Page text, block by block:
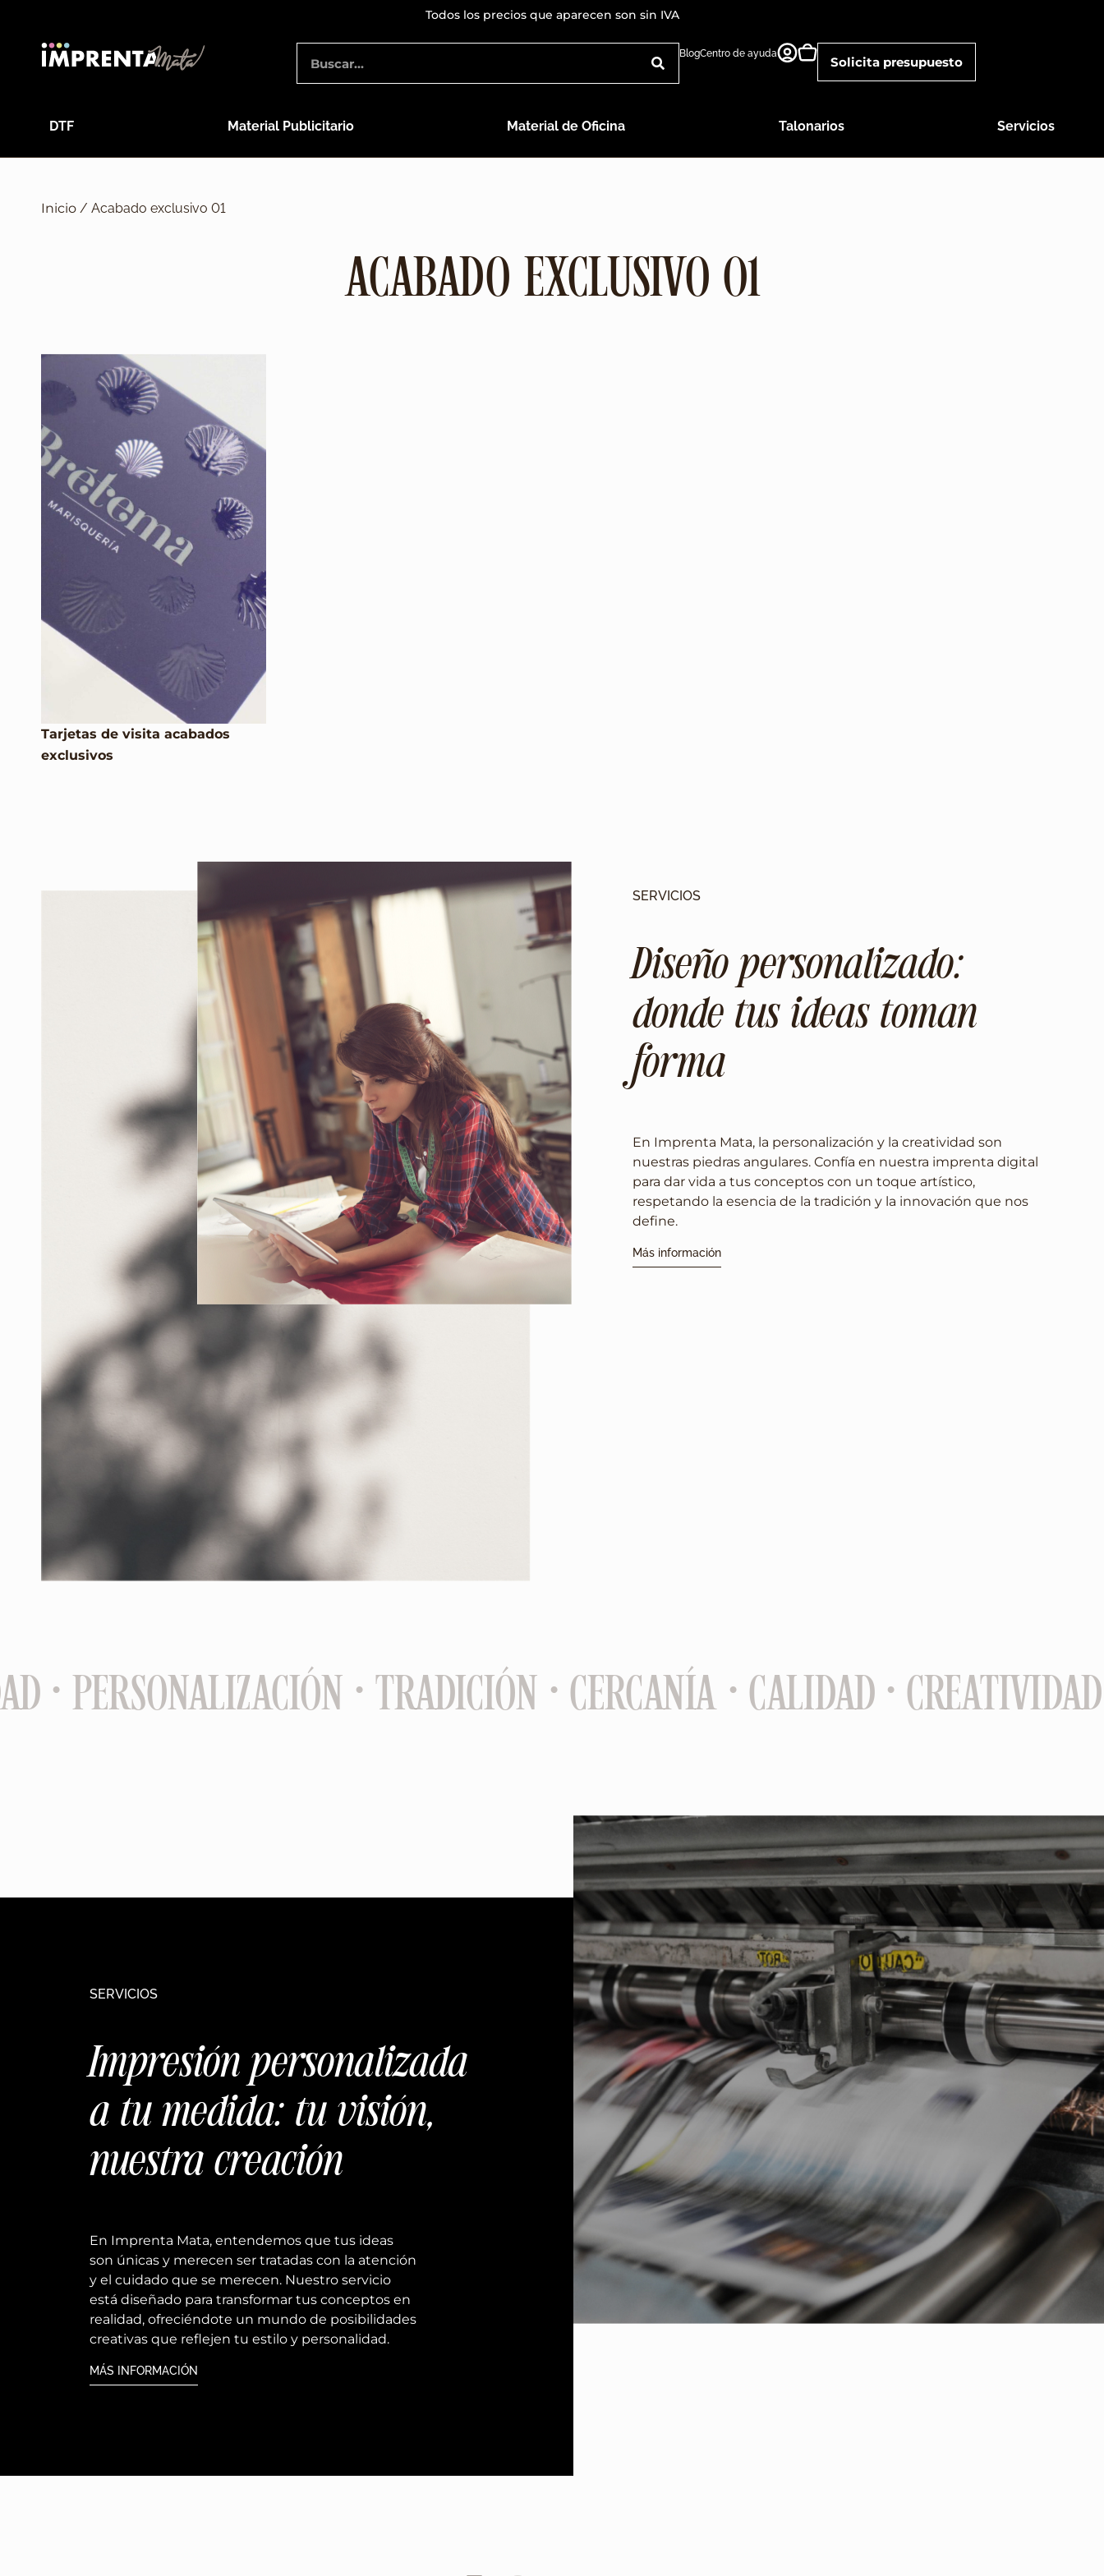
Todos los precios que aparecen son sin IVA
BlogCentro de ayuda
Solicita presupuesto
DTF Material Publicitario Material de Oficina Talonarios Servicios
Inicio / Acabado exclusivo 01
ACABADO EXCLUSIVO 01
Tarjetas de visita acabados
exclusivos
SERVICIOS
Diseño personalizado:
donde tus ideas toman
forma
En Imprenta Mata, la personalización y la creatividad son
nuestras piedras angulares. Confía en nuestra imprenta digital
para dar vida a tus conceptos con un toque artístico,
respetando la esencia de la tradición y la innovación que nos
define.
Más información
· PERSONALIZACIÓN · TRADICIÓN · CERCANÍA · CALIDAD ·
SERVICIOS
Impresión personalizada
a tu medida: tu visión,
nuestra creación
En Imprenta Mata, entendemos que tus ideas
son únicas y merecen ser tratadas con la atención
y el cuidado que se merecen. Nuestro servicio
está diseñado para transformar tus conceptos en
realidad, ofreciéndote un mundo de posibilidades
creativas que reflejen tu estilo y personalidad.
MÁS INFORMACIÓN